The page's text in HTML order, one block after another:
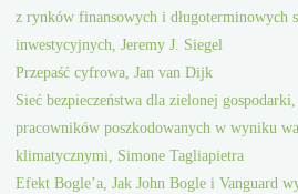
z rynków finansowych i długoterminowych
inwestycyjnych, Jeremy J. Siegel
Przepaść cyfrowa, Jan van Dijk
Sieć bezpieczeństwa dla zielonej
pracowników poszkodowanych w wyniku
klimatycznymi, Simone Tagliapietra
Efekt Bogle’a, Jak John Bogle i Vanguard